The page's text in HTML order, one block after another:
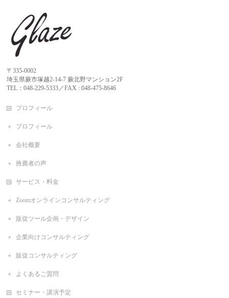
〒335-0002
埼玉県蕨市塚越2-14-7 蕨北野マンション2F
TEL：048-229-5333／FAX : 048-475-8646
プロフィール
プロフィール
会社概要
推薦者の声
サービス・料金
Zoomオンラインコンサルティング
販促ツール企画・デザイン
企業向けコンサルティング
販促コンサルティング
よくあるご質問
セミナー・講演予定